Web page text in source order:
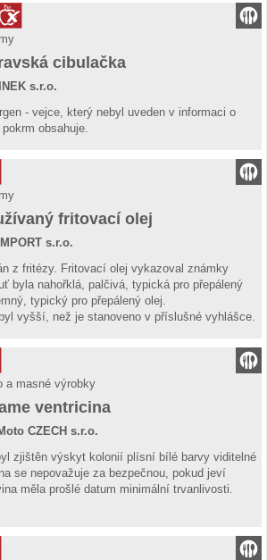
cibulačka
s.r.o.
- vejce, který nebyl uveden v informaci o
obsahuje.
fritovací olej
s.r.o.
z fritézy. Fritovací olej vykazoval známky
byla nahořklá, palčivá, typická pro přepálený
typický pro přepálený olej.
vyšší, než je stanoveno v příslušné vyhlášce.
a masné výrobky
ventricina
CZECH s.r.o.
zjištěn výskyt kolonií plísní bílé barvy viditelné
se nepovažuje za bezpečnou, pokud jeví
měla prošlé datum minimální trvanlivosti.